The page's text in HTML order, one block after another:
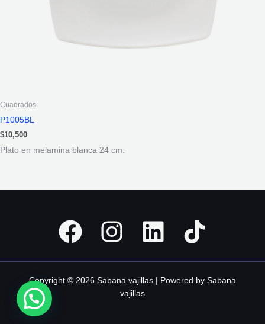
Cuadrados
P1005BL
$10,500
Plato en melamina blanca 24 cm.
Copyright © 2026 Sabana vajillas | Powered by Sabana
vajillas